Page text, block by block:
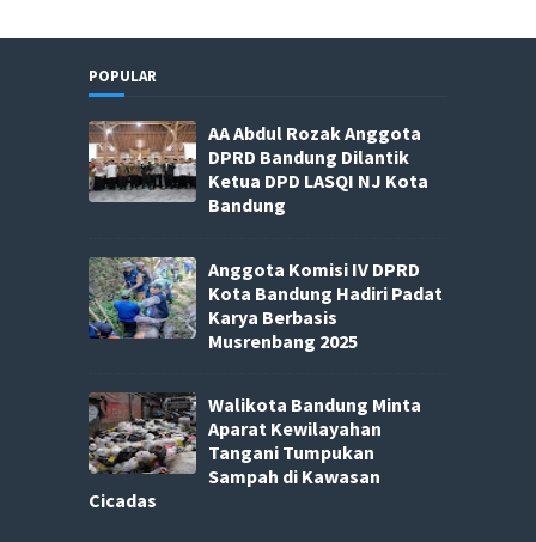
POPULAR
AA Abdul Rozak Anggota
DPRD Bandung Dilantik
Ketua DPD LASQI NJ Kota
Bandung
Anggota Komisi IV DPRD
Kota Bandung Hadiri Padat
Karya Berbasis
Musrenbang 2025
Walikota Bandung Minta
Aparat Kewilayahan
Tangani Tumpukan
Sampah di Kawasan
Cicadas